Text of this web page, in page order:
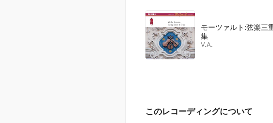
モーツァルト:弦楽三
集
V.A.
このレコーディングについて